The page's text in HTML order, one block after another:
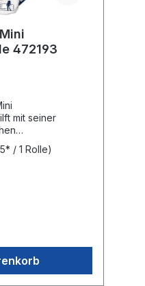
472193
mit seiner
Verbrauch im
Jumbo
Papiers sinkt
/ 1 Rolle)